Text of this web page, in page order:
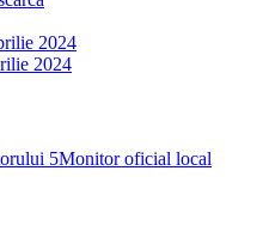
2024
2024
5Monitor oficial local